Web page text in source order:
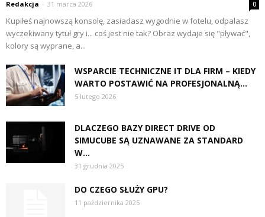
Redakcja - 31 marca 2026 0
Kupiłeś najnowszą konsolę, zasiadasz wygodnie w fotelu, odpalasz
wyczekiwany tytuł gry i... coś jest nie tak? Obraz wydaje się "pływać",
kolory są wyprane, a...
WSPARCIE TECHNICZNE IT DLA FIRM – KIEDY
WARTO POSTAWIĆ NA PROFESJONALNĄ...
5 lutego 2026
DLACZEGO BAZY DIRECT DRIVE OD
SIMUCUBE SĄ UZNAWANE ZA STANDARD
W...
31 grudnia 2025
DO CZEGO SŁUŻY GPU?
11 października 2025